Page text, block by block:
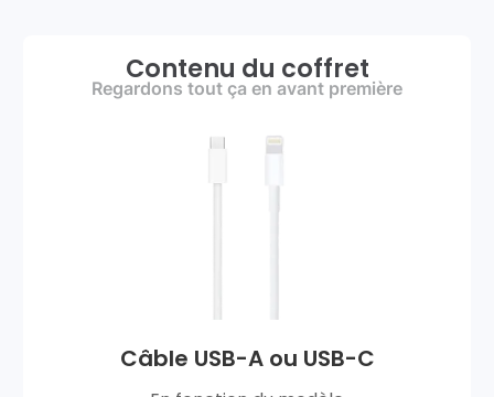
Contenu du coffret
Regardons tout ça en avant première
Câble USB-A ou USB-C